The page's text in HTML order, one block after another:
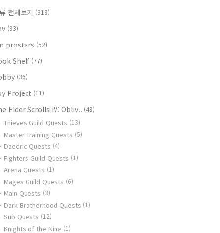
전체보기 (319)
(93)
prostars (52)
Shelf (77)
(36)
Project (11)
Elder Scrolls IV: Obliv.. (49)
Thieves Guild Quests (13)
Master Training Quests (5)
Daedric Quests (4)
Fighters Guild Quests (1)
Arena Quests (1)
Mages Guild Quests (6)
Main Quests (3)
Dark Brotherhood Quests (1)
Sub Quests (12)
Knights of the Nine (1)